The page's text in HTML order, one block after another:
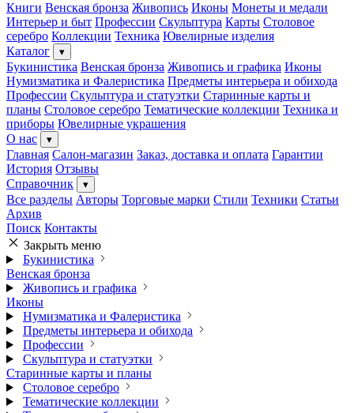
Книги Венская бронза Живопись Иконы Монеты и медали
Интерьер и быт Профессии Скульптура Карты Столовое
серебро Коллекции Техника Ювелирные изделия
Каталог
▾
Букинистика Венская бронза Живопись и графика Иконы
Нумизматика и Фалеристика Предметы интерьера и обихода
Профессии Скульптура и статуэтки Старинные карты и
планы Столовое серебро Тематические коллекции Техника и
приборы Ювелирные украшения
О нас
▾
Главная Салон-магазин Заказ, доставка и оплата Гарантии
История Отзывы
Справочник
▾
Все разделы Авторы Торговые марки Стили Техники Статьи
Архив
Поиск Контакты
Закрыть меню
Букинистика
Венская бронза
Живопись и графика
Иконы
Нумизматика и Фалеристика
Предметы интерьера и обихода
Профессии
Скульптура и статуэтки
Старинные карты и планы
Столовое серебро
Тематические коллекции